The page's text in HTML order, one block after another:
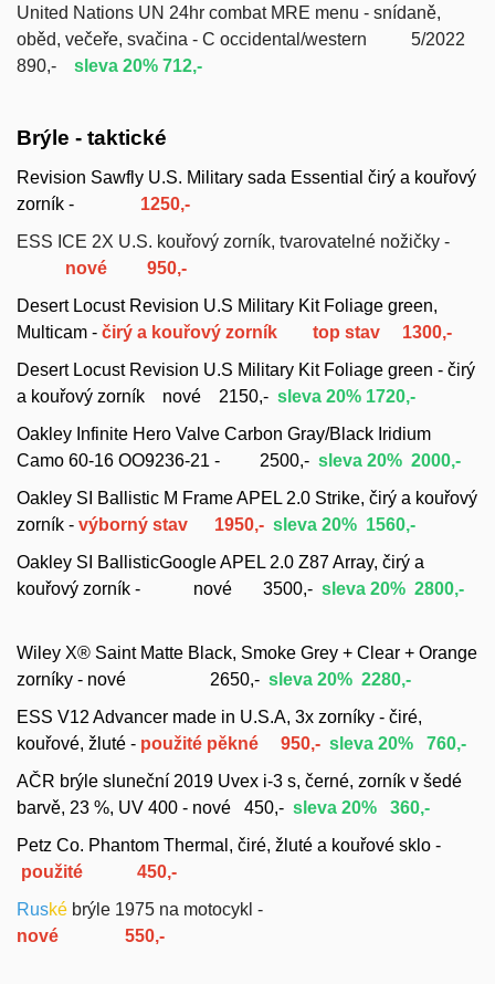
United Nations UN 24hr combat MRE menu - snídaně,
oběd, večeře, svačina - C occidental/western 5/2022
890,-
sleva 20% 712,-
Brýle - taktické
Revision Sawfly U.S. Military sada Essential čirý a kouřový
zorník -
1250,-
ESS ICE 2X U.S. kouřový zorník, tvarovatelné nožičky -
nové 950,-
Desert Locust Revision U.S Military Kit Foliage green,
Multicam - čirý a kouřový zorník top stav
1300,-
Desert Locust Revision U.S Military Kit Foliage green - čirý
a kouřový zorník nové
2150,- sleva 20% 1720,-
Oakley Infinite Hero Valve Carbon Gray/Black Iridium
Camo 60-16 OO9236-21 - 2500,- sleva 20% 2000,-
Oakley SI Ballistic M Frame APEL 2.0 Strike, čirý a kouřový
zorník - výborný stav 1950,- sleva 20% 1560,-
Oakley SI BallisticGoogle APEL 2.0 Z87 Array, čirý a
kouřový zorník - nové 3500,- sleva 20% 2800,-
Wiley X® Saint Matte Black, Smoke Grey + Clear + Orange
zorníky - nové 2650,- sleva 20% 2280,-
ESS V12 Advancer made in U.S.A, 3x zorníky - čiré,
kouřové, žluté - použité pěkné 950,- sleva 20% 760,-
AČR brýle sluneční 2019 Uvex i-3 s, černé, zorník v šedé
barvě, 23 %, UV 400 - nové 450,- sleva 20% 360,-
Petz Co. Phantom Thermal, čiré, žluté a kouřové sklo -
použité
450,-
Ruské brýle 1975 na motocykl -
nové 550,-